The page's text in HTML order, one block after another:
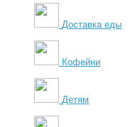
Доставка еды
Кофейни
Детям